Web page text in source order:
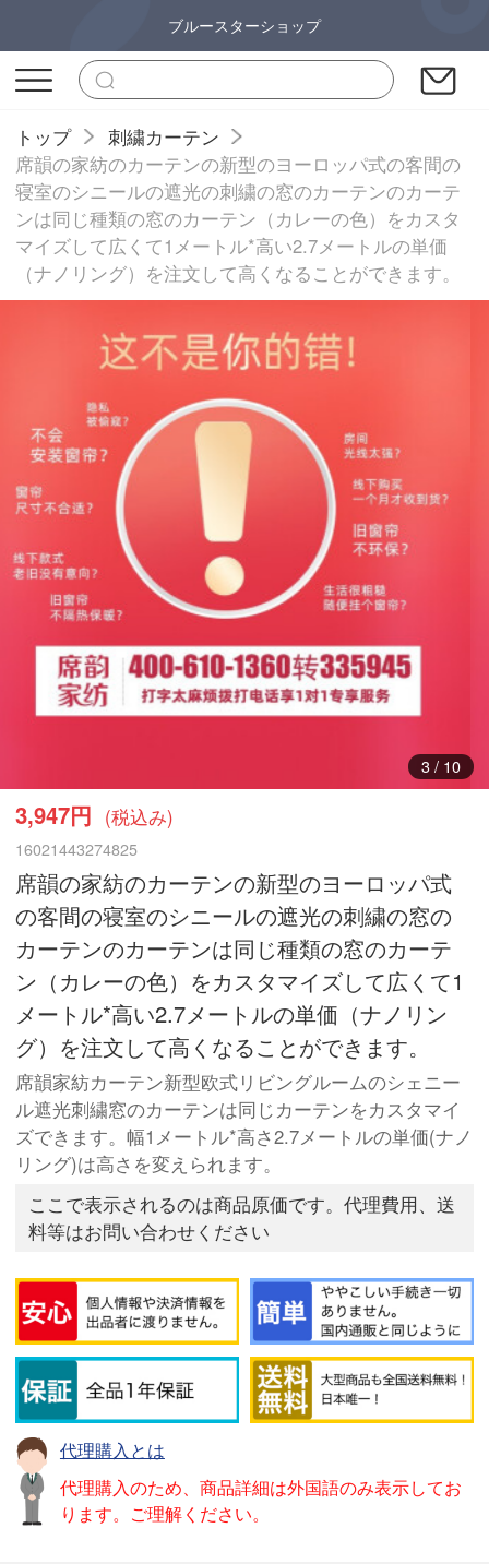
ブルースターショップ
トップ
刺繍カーテン
席韻の家紡のカーテンの新型のヨーロッパ式の客間の
寝室のシニールの遮光の刺繍の窓のカーテンのカーテ
ンは同じ種類の窓のカーテン（カレーの色）をカスタ
マイズして広くて1メートル*高い2.7メートルの単価
（ナノリング）を注文して高くなることができます。
3/ 10
3,947円 (税込み)
16021443274825
席韻の家紡のカーテンの新型のヨーロッパ式
の客間の寝室のシニールの遮光の刺繍の窓の
カーテンのカーテンは同じ種類の窓のカーテ
ン（カレーの色）をカスタマイズして広くて1
メートル*高い2.7メートルの単価（ナノリン
グ）を注文して高くなることができます。
席韻家紡カーテン新型欧式リビングルームのシェニー
ル遮光刺繍窓のカーテンは同じカーテンをカスタマイ
ズできます。幅1メートル*高さ2.7メートルの単価(ナノ
リング)は高さを変えられます。
ここで表示されるのは商品原価です。代理費用、送
料等はお問い合わせください
代理購入とは
代理購入のため、商品詳細は外国語のみ表示してお
ります。ご理解ください。